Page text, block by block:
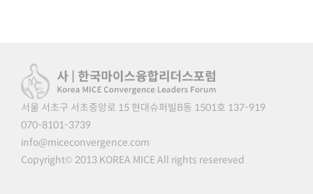
서울 서초구 서초중앙로 15 현대슈퍼빌B동 1501호 137-919
070-8101-3739
info@miceconvergence.com
Copyright© 2013 KOREA MICE All rights resereved